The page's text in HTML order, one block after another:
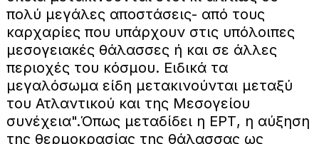
πολύ μεγάλες αποστάσεις- από τους
καρχαρίες που υπάρχουν στις υπόλοιπες
μεσογειακές θάλασσες ή και σε άλλες
περιοχές του κόσμου. Ειδικά τα
μεγαλόσωμα είδη μετακινούνται μεταξύ
του Ατλαντικού και της Μεσογείου
συνέχεια".Όπως μεταδίδει η ΕΡΤ, η αύξηση
της θερμοκρασίας της θάλασσας ως